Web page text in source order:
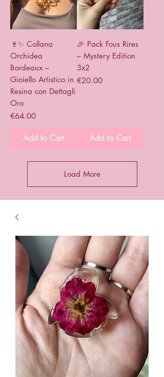
🍷✨ Collana
Orchidea
Bordeaux –
Gioiello Artistico in
Resina con Dettagli
Oro
Price
€64.00
Add to Cart
🎉 Pack Fous Rires
– Mystery Edition
3x2
Price
€20.00
Add to Cart
Load More